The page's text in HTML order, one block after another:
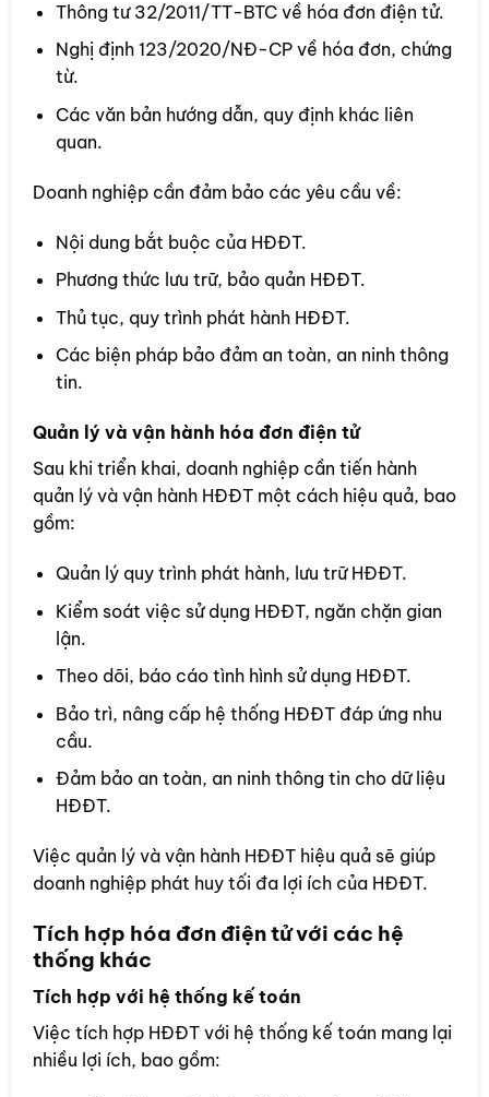
Thông tư 32/2011/TT-BTC về hóa đơn điện tử.
Nghị định 123/2020/NĐ-CP về hóa đơn, chứng
từ.
Các văn bản hướng dẫn, quy định khác liên
quan.
Doanh nghiệp cần đảm bảo các yêu cầu về:
Nội dung bắt buộc của HĐĐT.
Phương thức lưu trữ, bảo quản HĐĐT.
Thủ tục, quy trình phát hành HĐĐT.
Các biện pháp bảo đảm an toàn, an ninh thông
tin.
Quản lý và vận hành hóa đơn điện tử
Sau khi triển khai, doanh nghiệp cần tiến hành
quản lý và vận hành HĐĐT một cách hiệu quả, bao
gồm:
Quản lý quy trình phát hành, lưu trữ HĐĐT.
Kiểm soát việc sử dụng HĐĐT, ngăn chặn gian
lận.
Theo dõi, báo cáo tình hình sử dụng HĐĐT.
Bảo trì, nâng cấp hệ thống HĐĐT đáp ứng nhu
cầu.
Đảm bảo an toàn, an ninh thông tin cho dữ liệu
HĐĐT.
Việc quản lý và vận hành HĐĐT hiệu quả sẽ giúp
doanh nghiệp phát huy tối đa lợi ích của HĐĐT.
Tích hợp hóa đơn điện tử với các hệ
thống khác
Tích hợp với hệ thống kế toán
Việc tích hợp HĐĐT với hệ thống kế toán mang lại
nhiều lợi ích, bao gồm: